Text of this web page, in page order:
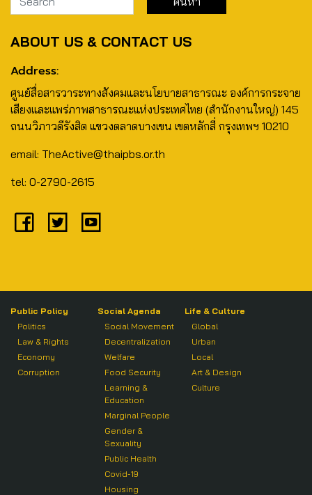
ABOUT US & CONTACT US
Address:
ศูนย์สื่อสารวาระทางสังคมและนโยบายสาธารณะ องค์การกระจาย
เสียงและแพร่ภาพสาธารณะแห่งประเทศไทย (สำนักงานใหญ่) 145
ถนนวิภาวดีรังสิต แขวงตลาดบางเขน เขตหลักสี่ กรุงเทพฯ 10210
email: TheActive@thaipbs.or.th
tel: 0-2790-2615
Public Policy
Politics
Law & Rights
Economy
Corruption
Social Agenda
Social Movement
Decentralization
Welfare
Food Security
Learning &
Education
Marginal People
Gender &
Sexuality
Public Health
Covid-19
Housing
Life & Culture
Global
Urban
Local
Art & Design
Culture